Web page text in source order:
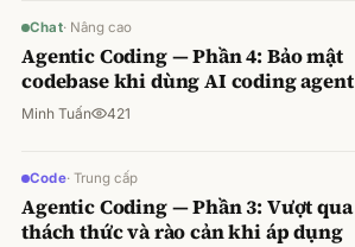
Chat· Nâng cao
Agentic Coding — Phần 4: Bảo mật
codebase khi dùng AI coding agent
Minh Tuấn 421
Code· Trung cấp
Agentic Coding — Phần 3: Vượt qua
thách thức và rào cản khi áp dụng